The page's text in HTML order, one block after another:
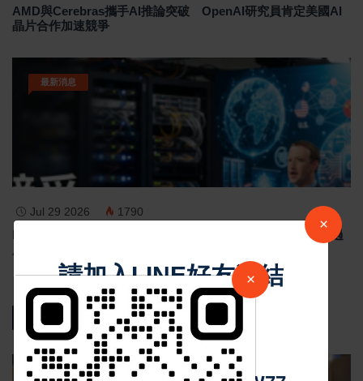
AMD與Cerebras攜手AI推論突破 OpenAI研究員肯定美國AI
晶片合作加速競爭
最新消息
Jul 29 2026 1790
Meta祖克柏談美中AI競爭 反對封鎖中國AI模型 示警美國過
熱門新聞
影音新聞
×
請加入LINE好友連結
中 華 超 傳 媒
×